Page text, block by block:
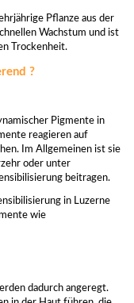
Pflanze aus der
Wachstum und ist
Trockenheit.
?
Pigmente in
reagieren auf
Im Allgemeinen ist sie
oder unter
beitragen.
in Luzerne
wie
dadurch angeregt.